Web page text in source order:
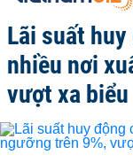
Lãi suất
nhiều nơi
vượt xa